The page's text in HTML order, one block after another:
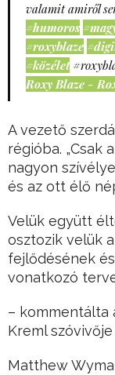
valamit amiről
#humoros
#roxyblaze
#közélet
Roxy Blaze -
A vezető
régióba. „Csak
nagyon
és az ott élő
Velük együtt
osztozik velük
fejlődésének
vonatkozó
– kommentálta
Kreml
Matthew